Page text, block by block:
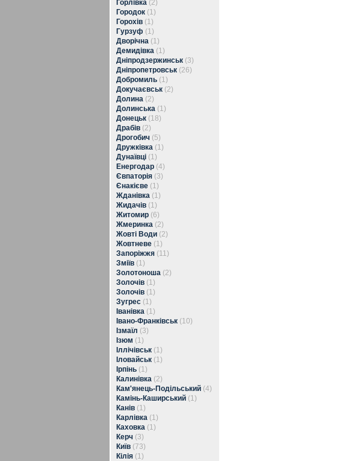
Горлівка (2)
Городок (1)
Горохів (1)
Гурзуф (1)
Дворічна (1)
Демидівка (1)
Дніпродзержинськ (3)
Дніпропетровськ (26)
Добромиль (1)
Докучаєвськ (2)
Долина (2)
Долинська (1)
Донецьк (18)
Драбів (2)
Дрогобич (5)
Дружківка (1)
Дунаївці (1)
Енергодар (4)
Євпаторія (3)
Єнакієве (1)
Жданівка (1)
Жидачів (1)
Житомир (6)
Жмеринка (2)
Жовті Води (2)
Жовтневе (1)
Запоріжжя (11)
Зміїв (1)
Золотоноша (2)
Золочів (1)
Золочів (1)
Зугрес (1)
Іванівка (1)
Івано-Франківськ (10)
Ізмаїл (3)
Ізюм (1)
Іллічівськ (1)
Іловайськ (1)
Ірпінь (1)
Калинівка (2)
Кам'янець-Подільський (4)
Камінь-Каширський (1)
Канів (1)
Карлівка (1)
Каховка (1)
Керч (3)
Київ (73)
Кілія (1)